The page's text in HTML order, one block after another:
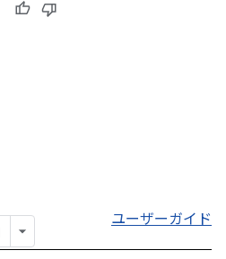
ユーザーガイド